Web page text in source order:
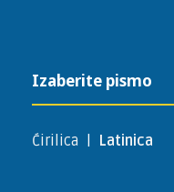
Izaberite pismo
Ćirilica Latinica